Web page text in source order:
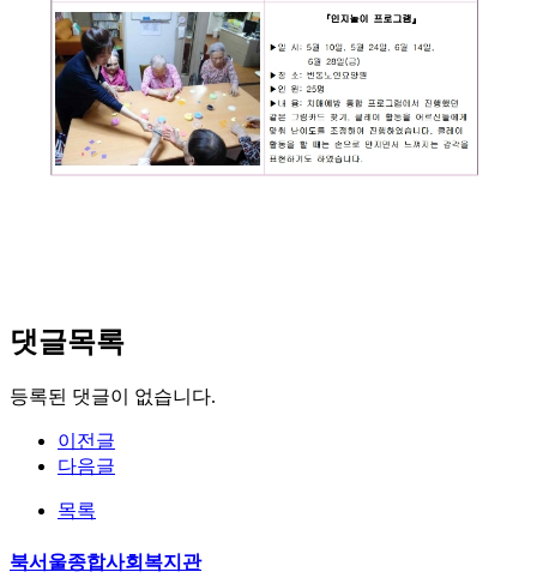
댓글목록
등록된 댓글이 없습니다.
이전글
다음글
목록
북서울종합사회복지관